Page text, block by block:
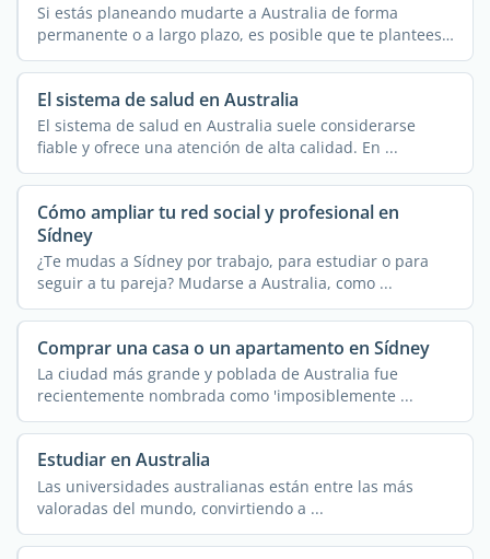
Si estás planeando mudarte a Australia de forma
permanente o a largo plazo, es posible que te plantees
...
El sistema de salud en Australia
El sistema de salud en Australia suele considerarse
fiable y ofrece una atención de alta calidad. En ...
Cómo ampliar tu red social y profesional en
Sídney
¿Te mudas a Sídney por trabajo, para estudiar o para
seguir a tu pareja? Mudarse a Australia, como ...
Comprar una casa o un apartamento en Sídney
La ciudad más grande y poblada de Australia fue
recientemente nombrada como 'imposiblemente ...
Estudiar en Australia
Las universidades australianas están entre las más
valoradas del mundo, convirtiendo a ...